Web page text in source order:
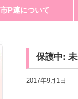
市P連について
保護中:
2017年9月1日